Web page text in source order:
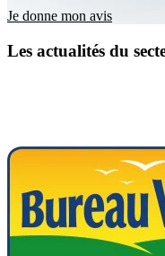
Je donne mon avis
Les actualités du